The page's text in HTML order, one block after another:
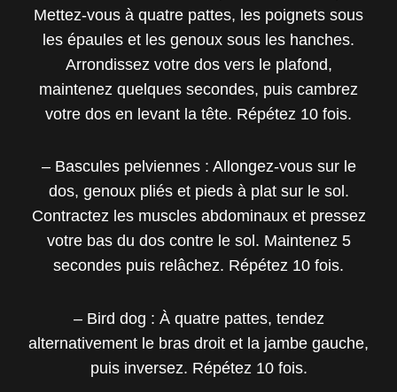
Mettez-vous à quatre pattes, les poignets sous
les épaules et les genoux sous les hanches.
Arrondissez votre dos vers le plafond,
maintenez quelques secondes, puis cambrez
votre dos en levant la tête. Répétez 10 fois.
– Bascules pelviennes : Allongez-vous sur le
dos, genoux pliés et pieds à plat sur le sol.
Contractez les muscles abdominaux et pressez
votre bas du dos contre le sol. Maintenez 5
secondes puis relâchez. Répétez 10 fois.
– Bird dog : À quatre pattes, tendez
alternativement le bras droit et la jambe gauche,
puis inversez. Répétez 10 fois.